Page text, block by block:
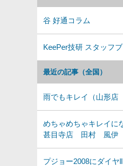
最近の記事（全国）
雨でもキレイ（山形店
めちゃめちゃキレイに
甚目寺店 田村 風伊
プジョー2008にダイ
谷 好通コラム
KeePer技研 スタッフ